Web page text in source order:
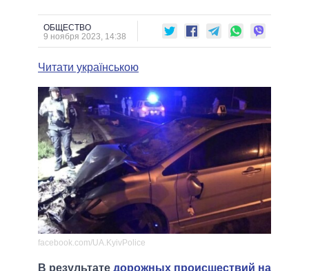
ДАЙДЖЕСТЫ
ВЕРХОВНАЯ РАДА
КАБИНЕТ МИНИСТРОВ
МЭРЫ
ВСЕ ПЕРСОНЫ
ПОДДЕРЖАТЬ
СРАВНЕНИЕ ПОЛИТИКОВ
ОБЩЕСТВО
9 ноября 2023, 14:38
Читати українською
facebook.com/UA.KyivPolice
В результате дорожных происшествий на